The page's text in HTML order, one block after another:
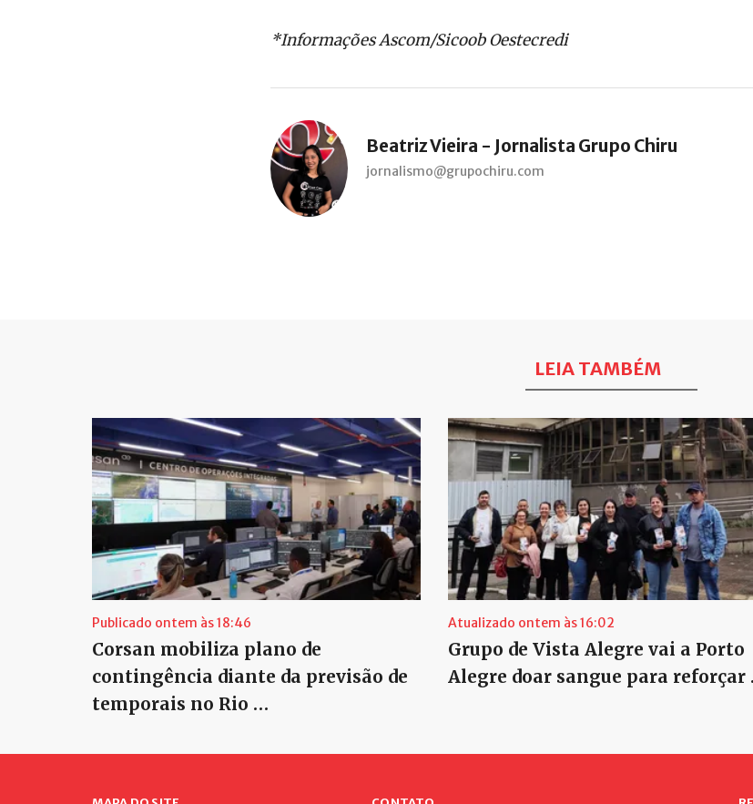
*Informações Ascom/Sicoob Oestecredi
Beatriz Vieira - Jornalista Grupo Chiru
jornalismo@grupochiru.com
LEIA TAMBÉM
Publicado ontem às 18:46
Corsan mobiliza plano de
contingência diante da previsão de
temporais no Rio …
Atualizado ontem às 16:02
Grupo de Vista Alegre vai a Porto
Alegre doar sangue para reforçar